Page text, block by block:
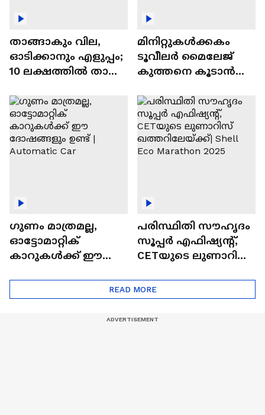
താങ്ങാകും വില,
ഓടിക്കാനും എളുപ്പം;
10 ലക്ഷത്തിൽ താഴെ
ഓട്ടോമാറ്റിക്ക്
എസ്‍യുവികൾ
മിനിറ്റുകൾക്കകം
ടൂവീലർ മൈലേജ്
കുത്തനെ കൂടാൻ
ഗുണം മാത്രമല്ല,
ഓട്ടോമാറ്റിക്
കാറുകൾക്ക് ഈ
പരിസ്ഥിതി സൗഹൃദം
സൂപ്പർ എഫിഷ്യന്റ്,
CETയുടെ ലുണാറിസ്
Eco Marathon 2025
READ MORE